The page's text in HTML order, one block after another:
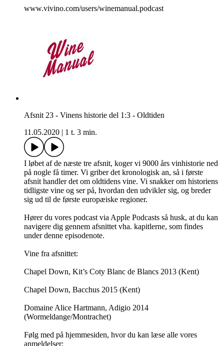
www.vivino.com/users/winemanual.podcast
Afsnit 23 - Vinens historie del 1:3 - Oldtiden
11.05.2020
1 t. 3 min.
I løbet af de næste tre afsnit, koger vi 9000 års vinhistorie ned
på nogle få timer. Vi griber det kronologisk an, så i første
afsnit handler det om oldtidens vine. Vi snakker om historiens
tidligste vine og ser på, hvordan den udvikler sig, og breder
sig ud til de første europæiske regioner.
Hører du vores podcast via Apple Podcasts så husk, at du kan
navigere dig gennem afsnittet vha. kapitlerne, som findes
under denne episodenote.
Vine fra afsnittet:
Chapel Down, Kit’s Coty Blanc de Blancs 2013 (Kent)
Chapel Down, Bacchus 2015 (Kent)
Domaine Alice Hartmann, Adigio 2014
(Wormeldange/Montrachet)
Følg med på hjemmesiden, hvor du kan læse alle vores
anmeldelser: